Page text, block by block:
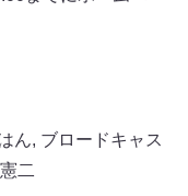
ん, ブロードキャス
二